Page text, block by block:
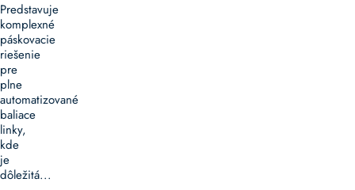
Predstavuje
komplexné
páskovacie
riešenie
pre
plne
automatizované
baliace
linky,
kde
je
dôležitá...